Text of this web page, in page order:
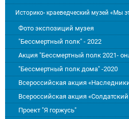
Историко- краеведческий музей «Мы
Фото экспозиций музея
"Бессмертный полк" - 2022
Акция "Бессмертный полк 2021-
"Бессмертный полк дома" -2020
Всероссийская акция
Всероссийская акция
Проект "Я горжусь"